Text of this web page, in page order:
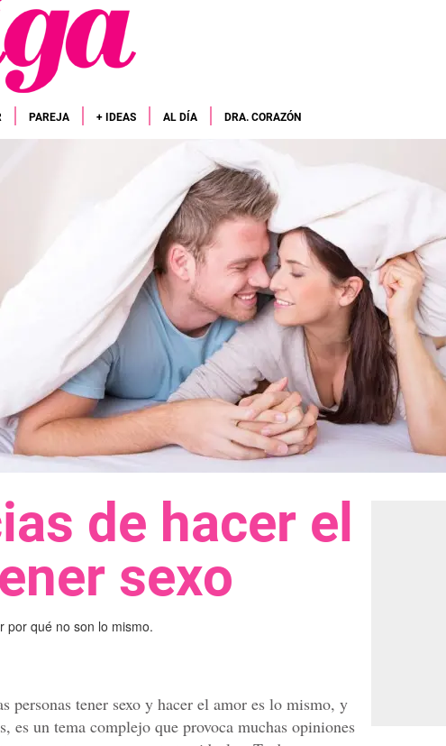
PAREJA + IDEAS AL DÍA DRA. CORAZÓN
de hacer el
sexo
por qué no son lo mismo.
personas tener sexo y hacer el amor es lo mismo, y
es un tema complejo que provoca muchas opiniones